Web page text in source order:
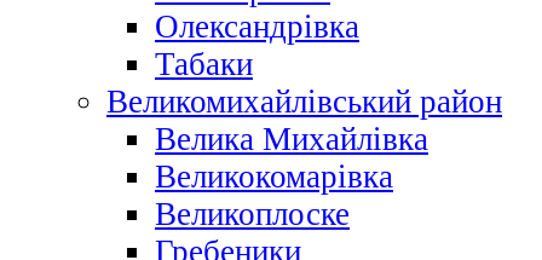
Олександрівка
Табаки
Великомихайлівський район
Велика Михайлівка
Великокомарівка
Великоплоске
Гребеники